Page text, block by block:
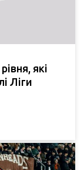
які
Ліги